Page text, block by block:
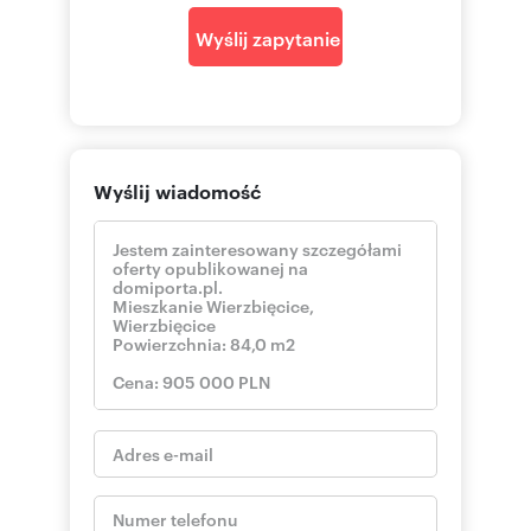
Dzięki temu z nami znajdziesz nieruchomość,
sfinansujesz jej zakup, zaprojektujesz i
szczegóły.
mieszaknie Wierzbięcice -- YouTube:
https://youtu.be/sdysf9sljD8
A unique apartment with a garden for sale in a
cozy tenement building – 84 m², Wilda.
In the heart of Poznań's Wilda district, in one of
exceptionally atmospheric and spacious 84 m²
apartment, combining the comfort of city center
living with the peace and quiet and greenery
rarely found in this location.
The apartment is located on the ground floor of
an annex building, providing complete privacy
and effective isolation from the hustle and
Wyślij zapytanie
Wyślij wiadomość